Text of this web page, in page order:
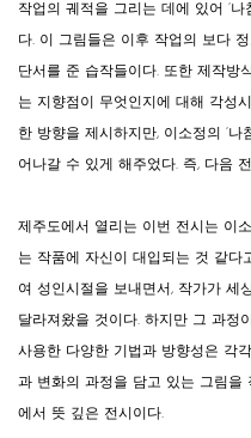
작업의 궤적을 그리는 데에 있어 ‘나
다. 이 그림들은 이후 작업의 보다
단서를 준 습작들이다. 또한 제작방
는 지향점이 무엇인지에 대해 각성
한 방향을 제시하지만, 이소정의 ‘
어나갈 수 있게 해주었다. 즉, 다음
제주도에서 열리는 이번 전시는 이
는 작품에 자신이 대입되는 것 같다
여 성인시절을 보내면서, 작가가 세
달라져왔을 것이다. 하지만 그 과정
사용한 다양한 기법과 방향성은 각
과 변화의 과정을 담고 있는 그림을
에서 뜻 깊은 전시이다.